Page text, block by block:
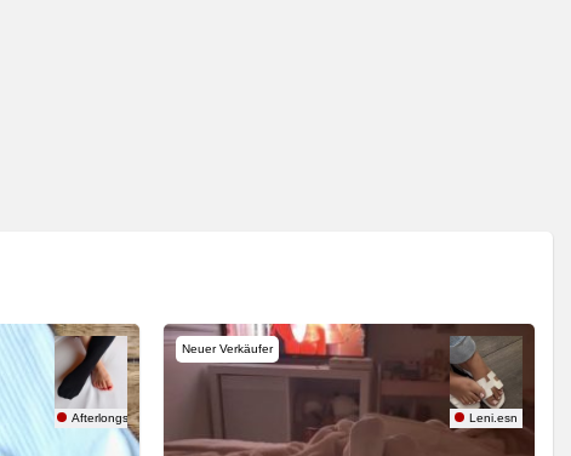
Afterlongshift
Neuer Verkäufer
Leni.esn